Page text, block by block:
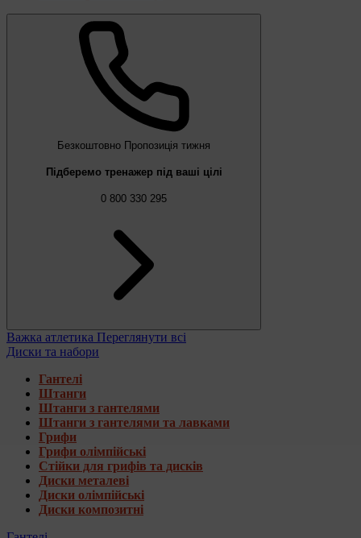
Безкоштовно Пропозиція тижня
Підберемо тренажер під ваші цілі
0 800 330 295
Важка атлетика Переглянути всі
Диски та набори
Гантелі
Штанги
Штанги з гантелями
Штанги з гантелями та лавками
Грифи
Грифи олімпійські
Стійки для грифів та дисків
Диски металеві
Диски олімпійські
Диски композитні